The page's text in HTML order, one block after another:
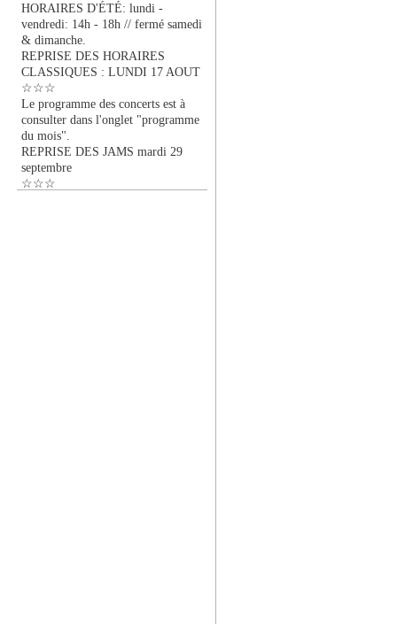
HORAIRES D'ÉTÉ: lundi -
vendredi: 14h - 18h // fermé samedi
& dimanche.
REPRISE DES HORAIRES
CLASSIQUES : LUNDI 17 AOUT
☆☆☆
Le programme des concerts est à
consulter dans l'onglet "programme
du mois".
REPRISE DES JAMS mardi 29
septembre
☆☆☆